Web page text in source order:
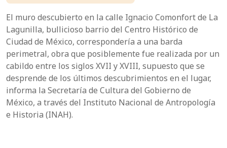
El muro descubierto en la calle Ignacio Comonfort de La
Lagunilla, bullicioso barrio del Centro Histórico de
Ciudad de México, correspondería a una barda
perimetral, obra que posiblemente fue realizada por un
cabildo entre los siglos XVII y XVIII, supuesto que se
desprende de los últimos descubrimientos en el lugar,
informa la Secretaría de Cultura del Gobierno de
México, a través del Instituto Nacional de Antropología
e Historia (INAH).